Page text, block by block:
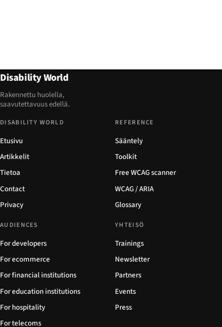
Disability World
Rakennettu huolella,
saavutettavuus edellä.
DISABILITY WORLD
Etusivu
Artikkelit
Tietoa
Contact
Privacy
REFERENCE
Sääntely
Toolkit
Free WCAG scanner
WCAG / ARIA
Glossary
AUDIENCES
For developers
For ecommerce
For financial institutions
For education institutions
For hospitality
For telecoms
YHTEISÖ
Trainings
Newsletter
Partners
Events
Press